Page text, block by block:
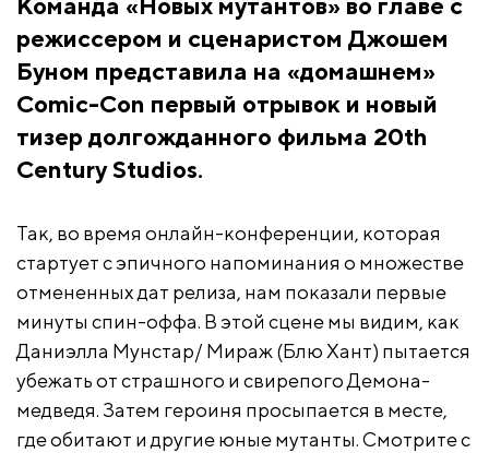
Команда «Новых мутантов» во главе с
режиссером и сценаристом Джошем
Буном представила на «домашнем»
Comic-Con первый отрывок и новый
тизер долгожданного фильма 20th
Century Studios.
Так, во время онлайн-конференции, которая
стартует с эпичного напоминания о множестве
отмененных дат релиза, нам показали первые
минуты спин-оффа. В этой сцене мы видим, как
Даниэлла Мунстар/ Мираж (Блю Хант) пытается
убежать от страшного и свирепого Демона-
медведя. Затем героиня просыпается в месте,
где обитают и другие юные мутанты. Смотрите с